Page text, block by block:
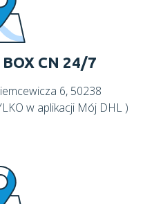
CN 24/7
6, 50238
w aplikacji Mój DHL )